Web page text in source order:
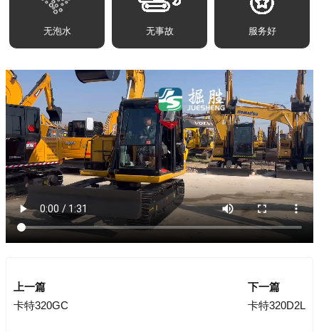
无泡水 无事故 服务好
上一篇
卡特320GC
下一篇
卡特320D2L